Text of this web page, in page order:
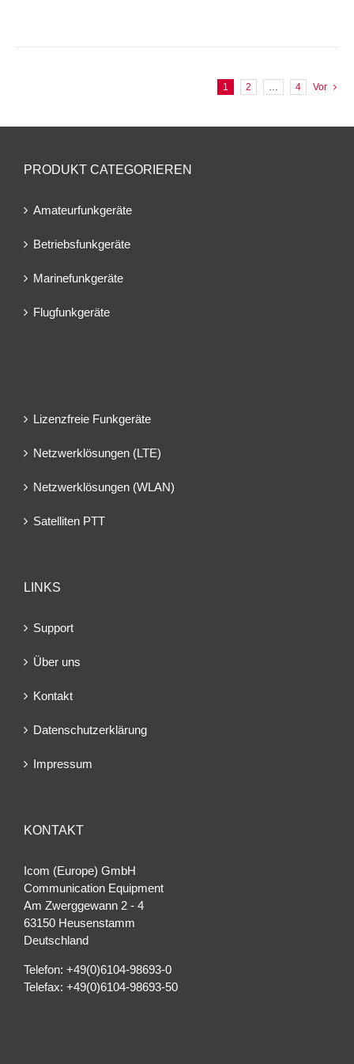
1 2 … 4 Vor
PRODUKT CATEGORIEREN
Amateurfunkgeräte
Betriebsfunkgeräte
Marinefunkgeräte
Flugfunkgeräte
Lizenzfreie Funkgeräte
Netzwerklösungen (LTE)
Netzwerklösungen (WLAN)
Satelliten PTT
LINKS
Support
Über uns
Kontakt
Datenschutzerklärung
Impressum
KONTAKT
Icom (Europe) GmbH
Communication Equipment
Am Zwerggewann 2 ‐ 4
63150 Heusenstamm
Deutschland
Telefon: +49(0)6104-98693-0
Telefax: +49(0)6104-98693-50